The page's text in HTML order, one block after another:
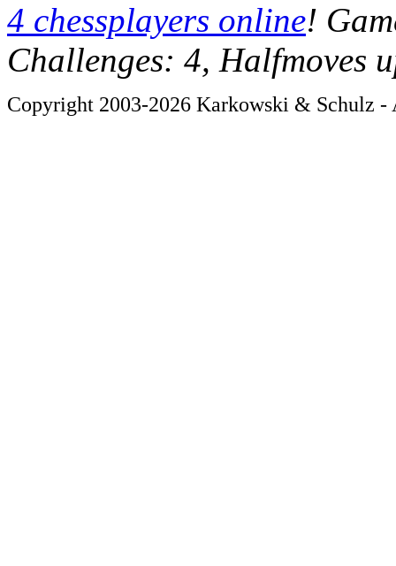
4 chessplayers online!
Challenges: 4, Halfmoves
Copyright 2003-2026 Karkowski & Schulz